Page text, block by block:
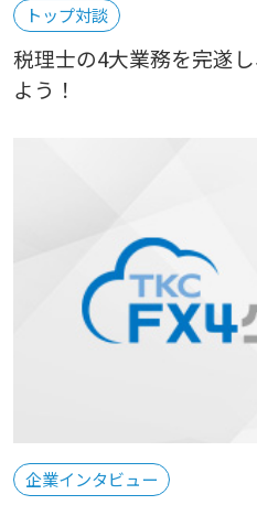
トップ対談
税理士の4大業務を完遂
よう！
企業インタビュー